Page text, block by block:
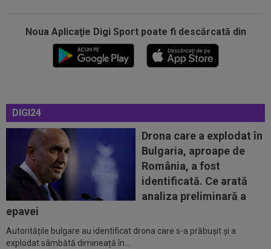
Noua Aplicaţie Digi Sport poate fi descărcată din
DIGI24
Drona care a explodat în
Bulgaria, aproape de
România, a fost
identificată. Ce arată
analiza preliminară a
epavei
Autoritățile bulgare au identificat drona care s-a prăbușit și a
explodat sâmbătă dimineață în...
00:20 VIDEO
Alex Musi a dat declarația serii, după
ce Dinamo a învins-o pe FC Voluntari cu...
00:20 VIDEO
Estrela - Sporting 2-2. Meci
spectaculos! Ianis Stoica a fost titular. Cele mai...
EXCLUSIV
Florin Prunea s-a convins, după
Dinamo - FC Voluntari: ”Fotbalist! Extraordinar”
00:00
Ion Gheorghe a rupt tăcerea, după ce a
provocat penalty-ul din care Dinamo a...